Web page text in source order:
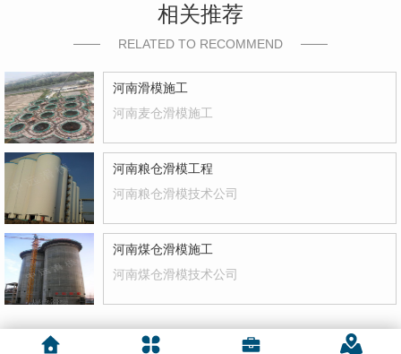
相关推荐
RELATED TO RECOMMEND
河南滑模施工
河南麦仓滑模施工
河南粮仓滑模工程
河南粮仓滑模技术公司
河南煤仓滑模施工
河南煤仓滑模技术公司